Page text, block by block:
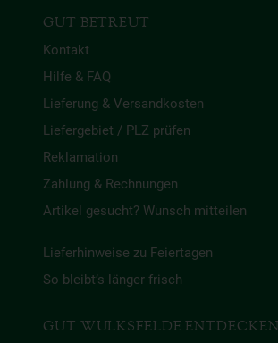
GUT BETREUT
Kontakt
Hilfe & FAQ
Lieferung & Versandkosten
Liefergebiet / PLZ prüfen
Reklamation
Zahlung & Rechnungen
Artikel gesucht? Wunsch mitteilen
Lieferhinweise zu Feiertagen
So bleibt’s länger frisch
GUT WULKSFELDE ENTDECKEN